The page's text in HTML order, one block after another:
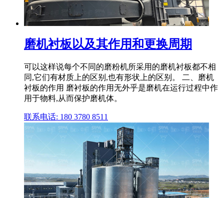
磨机衬板以及其作用和更换周期
可以这样说每个不同的磨粉机所采用的磨机衬板都不相
同,它们有材质上的区别,也有形状上的区别。 二、磨机
衬板的作用 磨衬板的作用无外乎是磨机在运行过程中作
用于物料,从而保护磨机体。
联系电话: 180 3780 8511